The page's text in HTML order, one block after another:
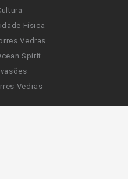
Física
Vedras
Spirit
Vedras